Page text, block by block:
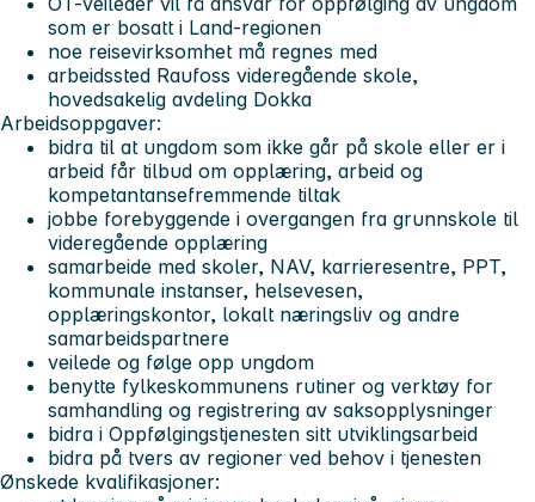
som er bosatt i Land-regionen
noe reisevirksomhet må regnes med
arbeidssted Raufoss videregående skole,
hovedsakelig avdeling Dokka
Arbeidsoppgaver:
bidra til at ungdom som ikke går på skole eller er i
arbeid får tilbud om opplæring, arbeid og
kompetantansefremmende tiltak
jobbe forebyggende i overgangen fra grunnskole til
videregående opplæring
samarbeide med skoler, NAV, karrieresentre, PPT,
kommunale instanser, helsevesen,
opplæringskontor, lokalt næringsliv og andre
samarbeidspartnere
veilede og følge opp ungdom
benytte fylkeskommunens rutiner og verktøy for
samhandling og registrering av saksopplysninger
bidra i Oppfølgingstjenesten sitt utviklingsarbeid
bidra på tvers av regioner ved behov i tjenesten
Ønskede kvalifikasjoner: